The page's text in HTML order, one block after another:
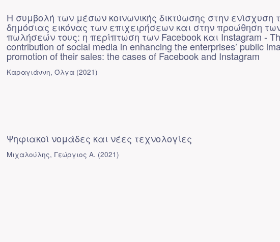
Η συμβολή των μέσων κοινωνικής δικτύωσης στην ενίσχυση
δημόσιας εικόνας των επιχειρήσεων και στην προώθηση
πωλήσεών τους: η περίπτωση των Facebook και Instagram -
contribution of social media in enhancing the enterprises’ public
promotion of their sales: the cases of Facebook and Instagram
Καραγιάννη, Όλγα (2021)
Ψηφιακοί νομάδες και νέες τεχνολογίες
Μιχαλούλης, Γεώργιος Α. (2021)